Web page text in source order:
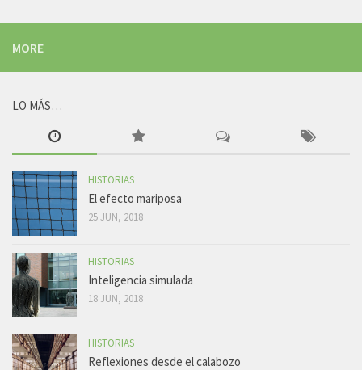
MORE
LO MÁS…
HISTORIAS
El efecto mariposa
25 JUN, 2018
HISTORIAS
Inteligencia simulada
18 JUN, 2018
HISTORIAS
Reflexiones desde el calabozo